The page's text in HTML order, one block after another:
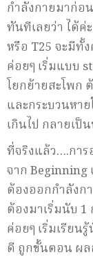
กำลังกายมาก่อ
ทันทีเลยว่า ได้ค่
หรือ T25 จะมีทั้
ค่อยๆ เริ่มแบบ
โยกย้ายสะโพก
และกระบวนหา
เกินไป กลายเป็
ที่จริงแล้ว….กา
จาก Beginning
ต้องออกกำลังก
ต้องมาเริ่มนับ
ค่อยๆ เริ่มเรียน
ดี ถูกขั้นตอน ผ